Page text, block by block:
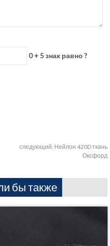
0 + 5 знак равно ?
следующий: Нейлон 420D ткань
Оксфорд
бы также